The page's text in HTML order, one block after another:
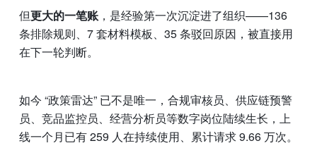
但更大的一笔账 ，是经验第一次沉淀进了组织——136
条排除规则、7 套材料模板、35 条驳回原因，被直接用
在下一轮判断。
如今 “政策雷达” 已不是唯一，合规审核员、供应链预警
员、竞品监控员、经营分析员等数字岗位陆续生长，上
线一个月已有 259 人在持续使用、累计请求 9.66 万次。